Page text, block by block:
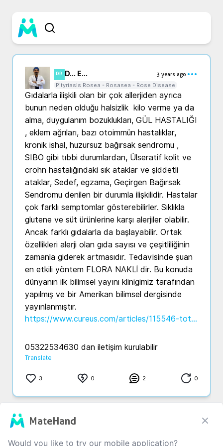
DR D... E...
3 years ago
Pityriasis Rosea - Rosasea - Rose Disease
Gıdalarla ilişkili olan bir çok allerjiden ayrıca
bunun neden olduğu halsizlik  kilo verme ya da
alma, duygulanım bozuklukları, GÜL HASTALIĞI
, eklem ağrıları, bazı otoimmün hastalıklar,
kronik ishal, huzursuz bağırsak sendromu ,
SIBO gibi tıbbi durumlardan, Ülseratif kolit ve
crohn hastalığındaki sık ataklar ve şiddetli
ataklar, Sedef, egzama, Geçirgen Bağırsak
Sendromu denilen bir durumla ilişkilidir. Hastalar
çok farklı semptomlar gösterebilirler. Sıklıkla
glutene ve süt ürünlerine karşı alerjiler olabilir.
Ancak farklı gıdalarla da başlayabilir. Ortak
özellikleri alerji olan gıda sayısı ve çeşitliliğinin
zamanla giderek artmasıdır. Tedavisinde şuan
en etkili yöntem FLORA NAKLİ dir. Bu konuda
dünyanın ilk bilimsel yayını klinigimiz tarafından
yapılmış ve bir Amerikan bilimsel dergisinde
https://www.cureus.com/articles/115546-total-gastrointestinal-flora-transplantation-in-the-treatment-of-leaky-gut-syndrome-and-flora-loss#!/
05322534630 dan iletişim kurulabilir
Translate
3 0 2 0
MateHand
Would you like to try our mobile application?